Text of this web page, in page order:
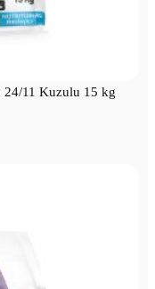
24/11 Kuzulu 15 kg